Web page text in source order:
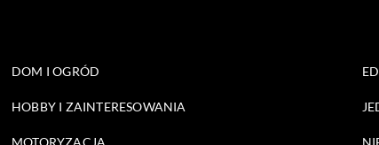
DOM I OGRÓD
HOBBY I ZAINTERESOWANIA
MOTORYZACJA